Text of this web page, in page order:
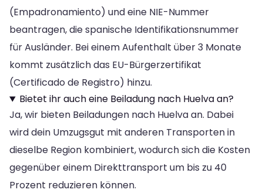
(Empadronamiento) und eine NIE-Nummer
beantragen, die spanische Identifikationsnummer
für Ausländer. Bei einem Aufenthalt über 3 Monate
kommt zusätzlich das EU-Bürgerzertifikat
(Certificado de Registro) hinzu.
Bietet ihr auch eine Beiladung nach Huelva an?
Ja, wir bieten Beiladungen nach Huelva an. Dabei
wird dein Umzugsgut mit anderen Transporten in
dieselbe Region kombiniert, wodurch sich die Kosten
gegenüber einem Direkttransport um bis zu 40
Prozent reduzieren können.